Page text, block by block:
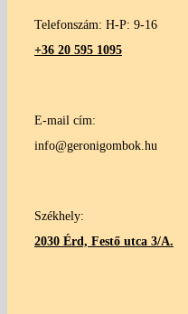
Telefonszám: H-P: 9-16
+36 20 595 1095
E-mail cím:
info@geronigombok.hu
Székhely:
2030 Érd, Festő utca 3/A.